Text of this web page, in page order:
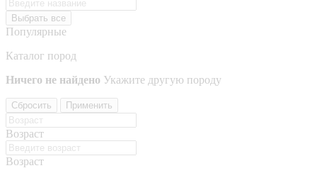
Выбрать все
Популярные
Каталог пород
Ничего не найдено Укажите другую породу
Сбросить Применить
Возраст
Возраст